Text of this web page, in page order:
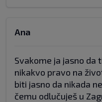
Ana
Svakome ja jasno da
nikakvo pravo na
biti jasno da nikada
čemu odlučuješ u